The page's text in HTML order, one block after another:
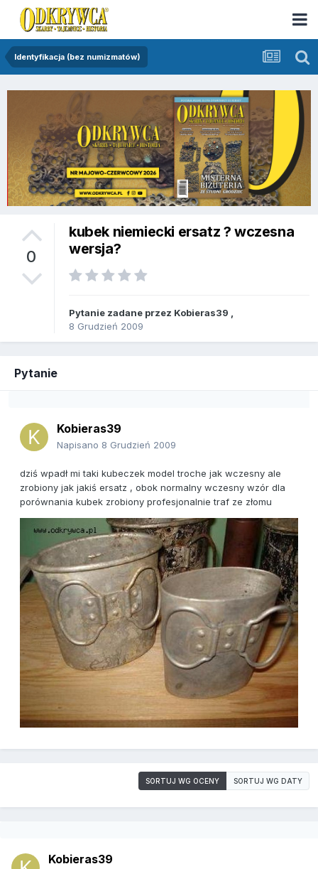
Identyfikacja (bez numizmatów)
0
kubek niemiecki ersatz ? wczesna
wersja?
Pytanie zadane przez Kobieras39
8 Grudzień 2009
Pytanie
Kobieras39
Napisano 8 Grudzień 2009
dziś wpadł mi taki kubeczek model troche jak wczesny ale
zrobiony jak jakiś ersatz , obok normalny wczesny wzór dla
porównania kubek zrobiony profesjonalnie traf ze złomu
SORTUJ WG OCENY SORTUJ WG DATY
Kobieras39